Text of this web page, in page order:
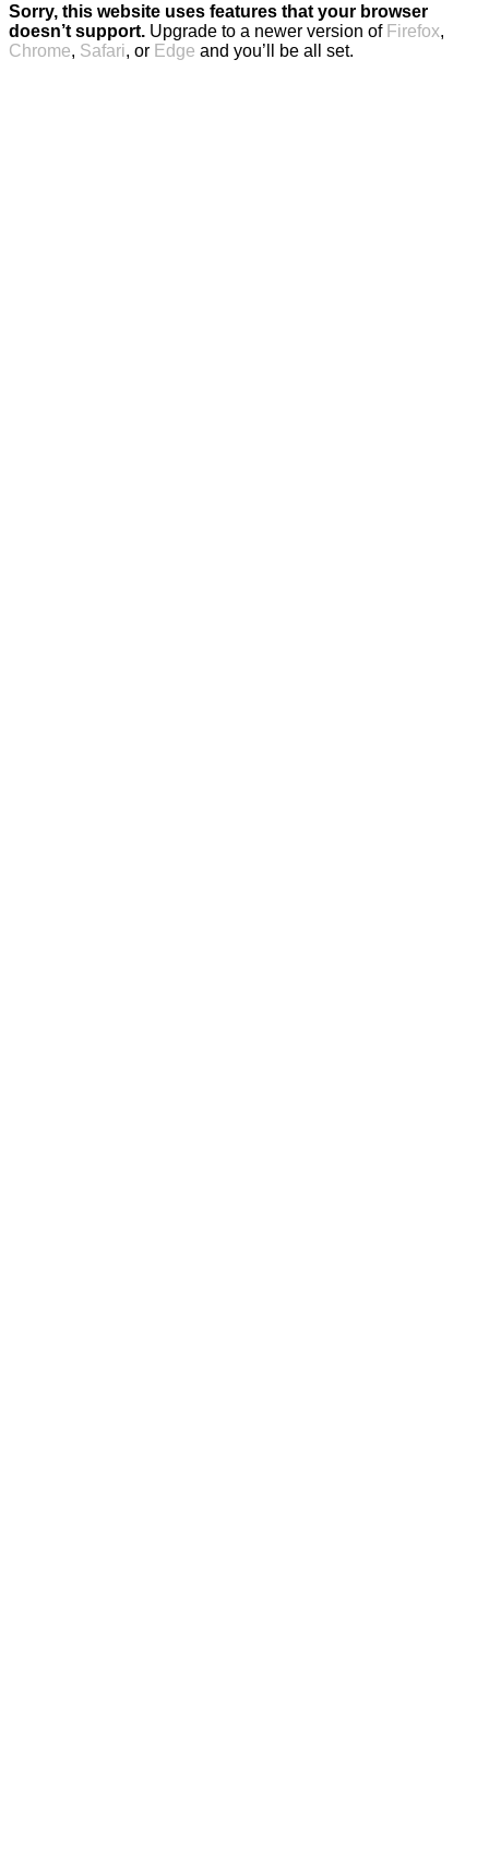
Sorry, this website uses features that your browser
doesn’t support. Upgrade to a newer version of Firefox,
Chrome, Safari, or Edge and you’ll be all set.